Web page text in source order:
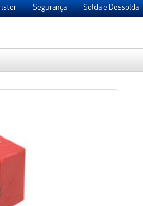
Segurança Solda e Dessolda